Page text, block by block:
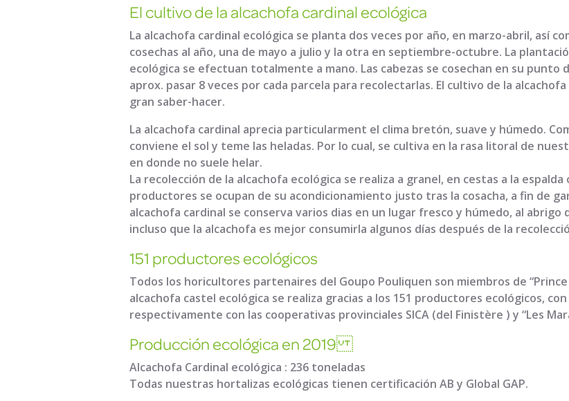
El cultivo de la alcachofa cardinal ecológica
La alcachofa cardinal ecológica se planta dos veces por año, en marzo-abril, así
cosechas al año, una de mayo a julio y la otra en septiembre-octubre. La
ecológica se efectuan totalmente a mano. Las cabezas se cosechan en su punto
aprox. pasar 8 veces por cada parcela para recolectarlas. El cultivo de la
gran saber-hacer.
La alcachofa cardinal aprecia particularment el clima bretón, suave y húmedo.
conviene el sol y teme las heladas. Por lo cual, se cultiva en la rasa litoral de
en donde no suele helar.
La recolección de la alcachofa ecológica se realiza a granel, en cestas a la
productores se ocupan de su acondicionamiento justo tras la cosacha, a fin de
alcachofa cardinal se conserva varios dias en un lugar fresco y húmedo, al
incluso que la alcachofa es mejor consumirla algunos días después de la
151 productores ecológicos
Todos los horicultores partenaires del Goupo Pouliquen son miembros de
alcachofa castel ecológica se realiza gracias a los 151 productores ecológicos,
respectivamente con las cooperativas provinciales SICA (del Finistère ) y “Les
Producción ecológica en 2019
Alcachofa Cardinal ecológica : 236 toneladas
Todas nuestras hortalizas ecológicas tienen certificación AB y Global GAP.